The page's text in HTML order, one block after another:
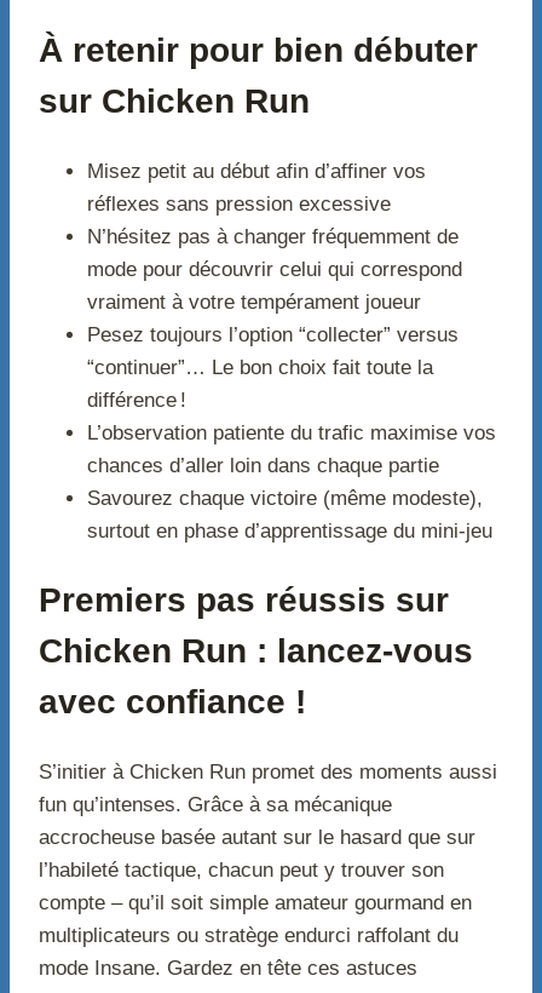
À retenir pour bien débuter
sur Chicken Run
Misez petit au début afin d’affiner vos
réflexes sans pression excessive
N’hésitez pas à changer fréquemment de
mode pour découvrir celui qui correspond
vraiment à votre tempérament joueur
Pesez toujours l’option “collecter” versus
“continuer”… Le bon choix fait toute la
différence !
L’observation patiente du trafic maximise vos
chances d’aller loin dans chaque partie
Savourez chaque victoire (même modeste),
surtout en phase d’apprentissage du mini-jeu
Premiers pas réussis sur
Chicken Run : lancez-vous
avec confiance !
S’initier à Chicken Run promet des moments aussi
fun qu’intenses. Grâce à sa mécanique
accrocheuse basée autant sur le hasard que sur
l’habileté tactique, chacun peut y trouver son
compte – qu’il soit simple amateur gourmand en
multiplicateurs ou stratège endurci raffolant du
mode Insane. Gardez en tête ces astuces